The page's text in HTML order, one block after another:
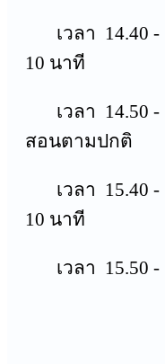
เวลา 14.40 -
10 นาที
เวลา 14.50 -
สอนตามปกติ
เวลา 15.40 -
10 นาที
เวลา 15.50 -